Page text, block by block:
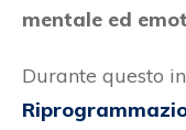
mentale ed
Durante questo